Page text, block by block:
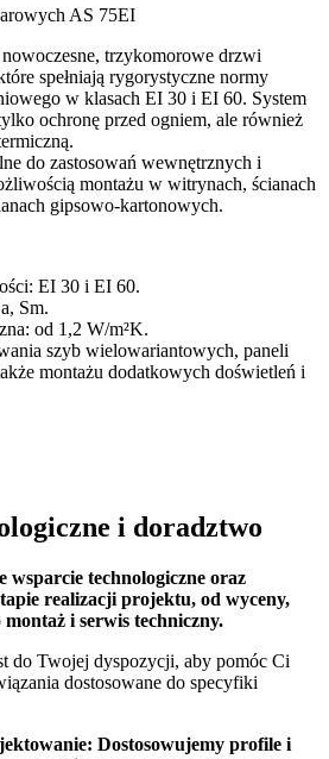
AS 75EI
trzykomorowe drzwi
spełniają rygorystyczne normy
w klasach EI 30 i EI 60. System
ochronę przed ogniem, ale również
do zastosowań wewnętrznych i
montażu w witrynach, ścianach
gipsowo-kartonowych.
EI 30 i EI 60.
Sm.
od 1,2 W/m²K.
szyb wielowariantowych, paneli
montażu dodatkowych doświetleń i
i doradztwo
wsparcie technologiczne oraz
realizacji projektu, od wyceny,
i serwis techniczny.
do Twojej dyspozycji, aby pomóc Ci
dostosowane do specyfiki
Dostosowujemy profile i